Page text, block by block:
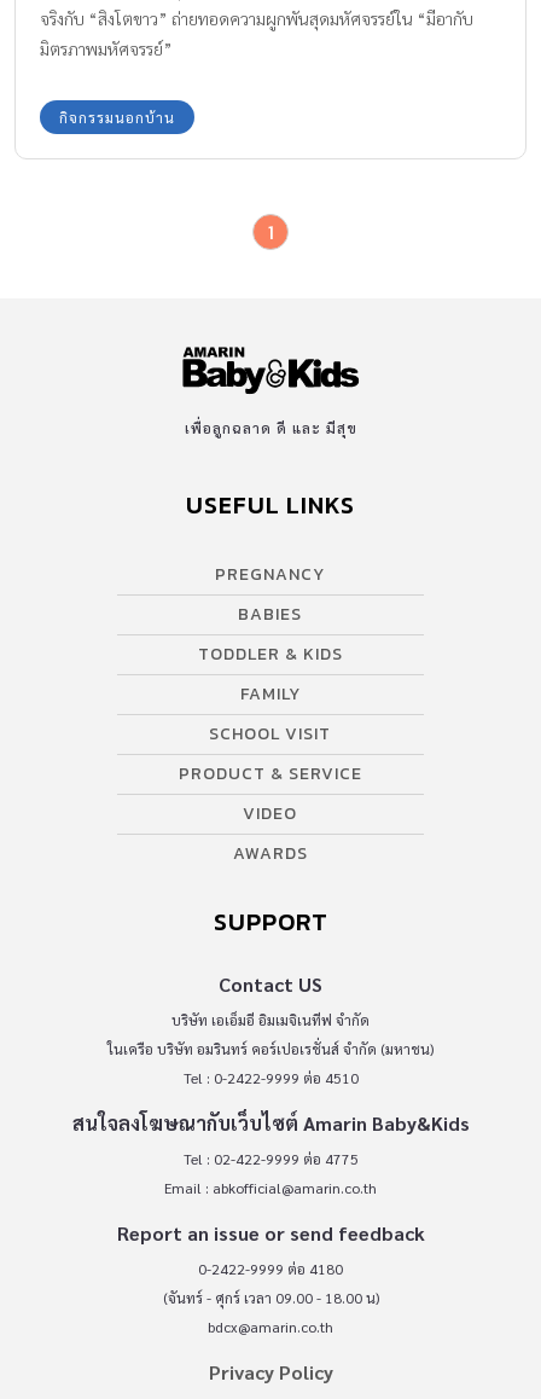
จริงกับ “สิงโตขาว” ถ่ายทอดความผูกพันสุดมหัศจรรย์ใน “มีอากับ
มิตรภาพมหัศจรรย์”
กิจกรรมนอกบ้าน
1
เพื่อลูกฉลาด ดี และ มีสุข
USEFUL LINKS
PREGNANCY
BABIES
TODDLER & KIDS
FAMILY
SCHOOL VISIT
PRODUCT & SERVICE
VIDEO
AWARDS
SUPPORT
Contact US
บริษัท เอเอ็มอี อิมเมจิเนทีฟ จำกัด
ในเครือ บริษัท อมรินทร์ คอร์เปอเรชั่นส์ จำกัด (มหาชน)
Tel : 0-2422-9999 ต่อ 4510
สนใจลงโฆษณากับเว็บไซต์ Amarin Baby&Kids
Tel : 02-422-9999 ต่อ 4775
Email : abkofficial@amarin.co.th
Report an issue or send feedback
0-2422-9999 ต่อ 4180
(จันทร์ - ศุกร์ เวลา 09.00 - 18.00 น)
bdcx@amarin.co.th
Privacy Policy